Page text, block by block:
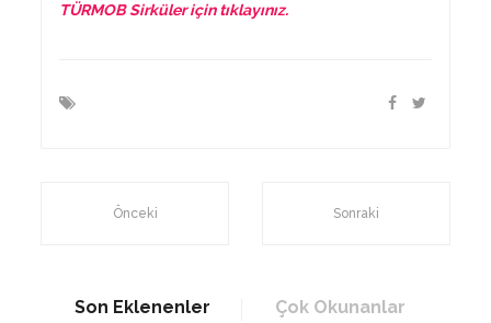
TÜRMOB Sirküler için tıklayınız.
Önceki Sonraki
Son Eklenenler Çok Okunanlar